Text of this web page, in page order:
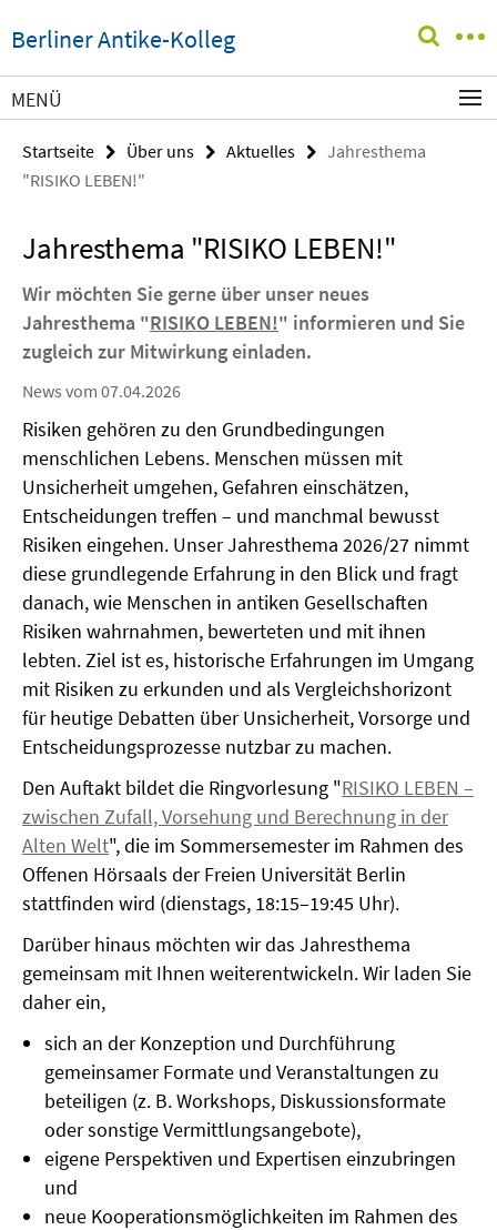
direkt
zu
Inhalt
Berliner Antike-Kolleg
Service-
MENÜ
Startseite Über uns Aktuelles
Jahresthema
"RISIKO LEBEN!"
Jahresthema "RISIKO LEBEN!"
Wir möchten Sie gerne über unser neues
Jahresthema "RISIKO LEBEN!" informieren und Sie
zugleich zur Mitwirkung einladen.
News vom 07.04.2026
Risiken gehören zu den Grundbedingungen
menschlichen Lebens. Menschen müssen mit
Unsicherheit umgehen, Gefahren einschätzen,
Entscheidungen treffen – und manchmal bewusst
Risiken eingehen. Unser Jahresthema 2026/27 nimmt
diese grundlegende Erfahrung in den Blick und fragt
danach, wie Menschen in antiken Gesellschaften
Risiken wahrnahmen, bewerteten und mit ihnen
lebten. Ziel ist es, historische Erfahrungen im Umgang
mit Risiken zu erkunden und als Vergleichshorizont
für heutige Debatten über Unsicherheit, Vorsorge und
Entscheidungsprozesse nutzbar zu machen.
Den Auftakt bildet die Ringvorlesung "RISIKO LEBEN –
zwischen Zufall, Vorsehung und Berechnung in der
Alten Welt", die im Sommersemester im Rahmen des
Offenen Hörsaals der Freien Universität Berlin
stattfinden wird (dienstags, 18:15–19:45 Uhr).
Darüber hinaus möchten wir das Jahresthema
gemeinsam mit Ihnen weiterentwickeln. Wir laden Sie
daher ein,
sich an der Konzeption und Durchführung
gemeinsamer Formate und Veranstaltungen zu
beteiligen (z. B. Workshops, Diskussionsformate
oder sonstige Vermittlungsangebote),
eigene Perspektiven und Expertisen einzubringen
und
neue Kooperationsmöglichkeiten im Rahmen des